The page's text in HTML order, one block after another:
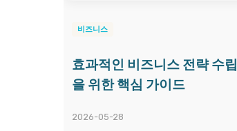
비즈니스
효과적인 비즈니스 전략 수립
을 위한 핵심 가이드
2026-05-28